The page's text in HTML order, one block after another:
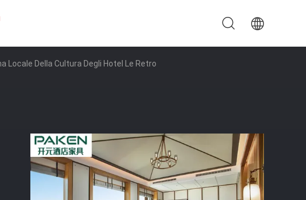
Locale Della Cultura Degli Hotel Le Retro